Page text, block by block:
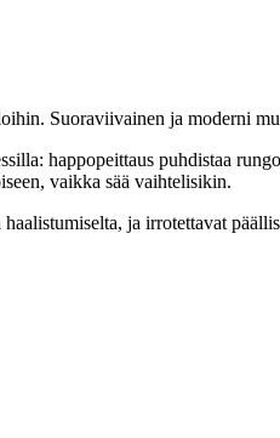
Suoraviivainen ja moderni
happopeittaus puhdistaa
vaikka sää vaihtelisikin.
ja irrotettavat